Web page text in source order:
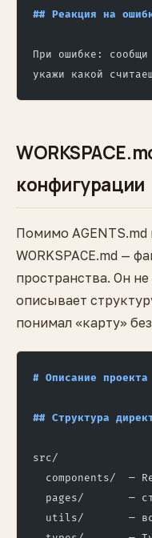
## Реакция на
При ошибке:
укажи какой
конфигурации
Помимо AGENTS.md
WORKSPACE.md —
пространства. Он
описывает
понимал «карту»
# Описание проекта
## Структура
src/
components/  —
pages/       —
utils/       —